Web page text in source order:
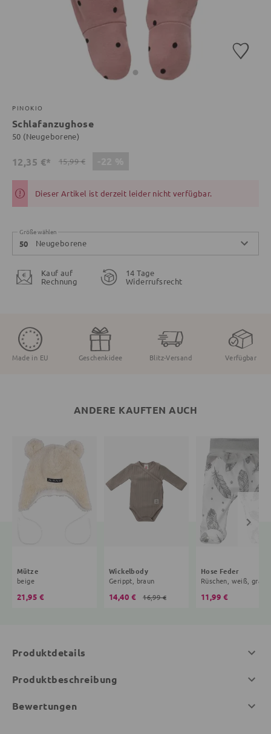
PINOKIO
Schlafanzughose
50 (Neugeborene)
12,35 €* 15,99 €
Dieser Artikel ist derzeit leider nicht verfügbar.
Größe wählen
50 Neugeborene
Kauf auf
Rechnung
14 Tage
Widerrufsrecht
Made in EU Geschenkidee Blitz-Versand Verfügbar
ANDERE KAUFTEN AUCH
Mütze
beige
21,95 €
Wickelbody
Gerippt, braun
14,40 € 16,99 €
Hose Feder
Rüschen, weiß, grau
11,99 €
Produktdetails
Produktbeschreibung
Bewertungen